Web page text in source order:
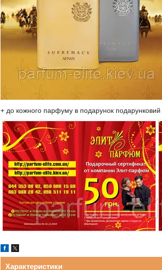
+ до кожного парфуму в подарунок подарунковий
Характеристики